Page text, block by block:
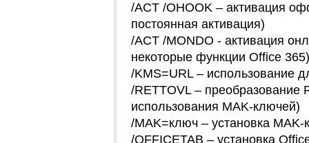
/ACT /OHOOK – активация
постоянная активация)
/ACT /MONDO - активация
некоторые функции Office 365)
/KMS=URL – использование
/RETTOVL – преобразование
использования MAK-ключей)
/MAK=ключ – установка MAK-
/OFFICETAB – установка